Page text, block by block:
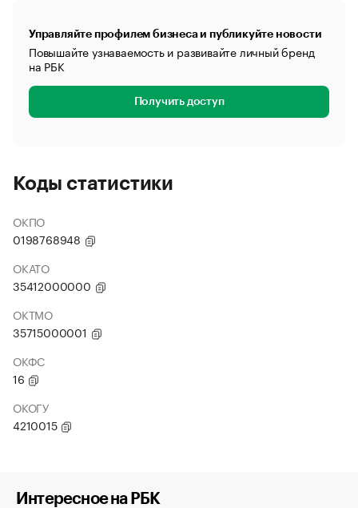
Управляйте профилем бизнеса и публикуйте новости
Повышайте узнаваемость и развивайте личный бренд
на РБК
Получить доступ
Коды статистики
ОКПО
0198768948
ОКАТО
35412000000
ОКТМО
35715000001
ОКФС
16
ОКОГУ
4210015
Интересное на РБК